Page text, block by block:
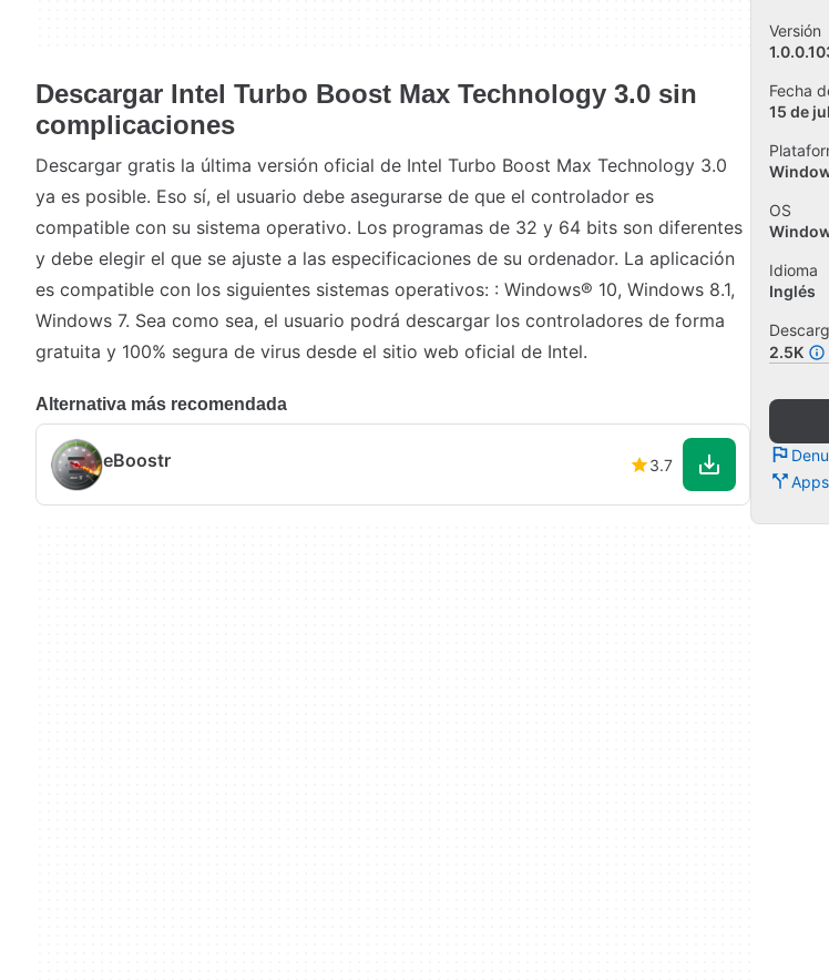
Descargar Intel Turbo Boost Max Technology 3.0 sin
complicaciones
Descargar gratis la última versión oficial de Intel Turbo Boost Max Technology 3.0
ya es posible. Eso sí, el usuario debe asegurarse de que el controlador es
compatible con su sistema operativo. Los programas de 32 y 64 bits son diferentes
y debe elegir el que se ajuste a las especificaciones de su ordenador. La aplicación
es compatible con los siguientes sistemas operativos: : Windows® 10, Windows 8.1,
Windows 7. Sea como sea, el usuario podrá descargar los controladores de forma
gratuita y 100% segura de virus desde el sitio web oficial de Intel.
Alternativa más recomendada
eBoostr 3.7
Versión
Fecha
15 de
OS
Idioma
Inglés
2.5K